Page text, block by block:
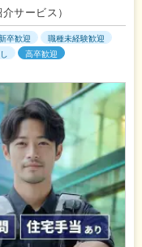
サービス）
卒歓迎
職種未経験歓迎
高卒歓迎